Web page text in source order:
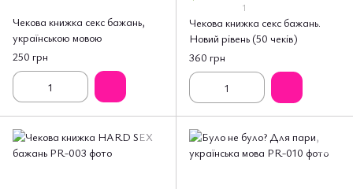
Чекова книжка секс бажань,
українською мовою
250 грн
1
Чекова книжка секс бажань.
Новий рівень (50 чеків)
360 грн